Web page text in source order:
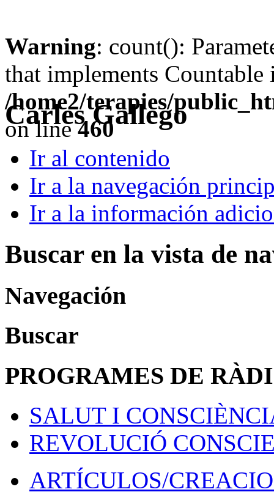
Warning: count():
that implements Countable
/home2/terapies/
on line460
Carles Gallego
Ir al contenido
Ir a la navegación
Ir a la información
Buscar en la vista de
Navegación
Buscar
PROGRAMES DE
SALUT I
REVOLUCIÓ
ARTÍCULOS/